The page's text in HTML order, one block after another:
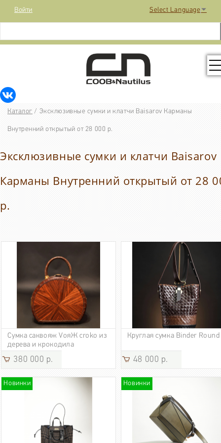
Select Language ▼
РАСПРОДАЖА
КОНТАКТЫ
МЕДИА
Войти
Каталог / Эксклюзивные сумки и клатчи Baisarov Карманы
Внутренний открытый от 28 000 р.
Эксклюзивные сумки и клатчи Baisarov
Карманы Внутренний открытый от 28
р.
Сумка саквояж VoяЖ croko из
дерева и крокодила
380 000 р.
Круглая сумка Binder Round
48 000 р.
Новинки Новинки